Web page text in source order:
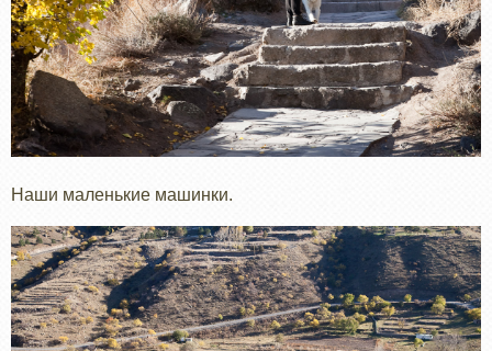
Наши маленькие машинки.